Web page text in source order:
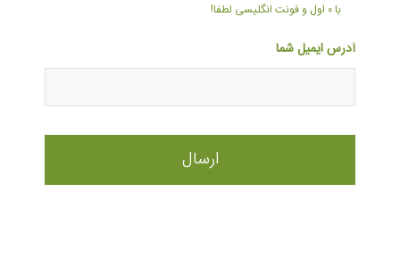
با ۰ اول و فونت انگلیسی لطفا!
آدرس ایمیل شما